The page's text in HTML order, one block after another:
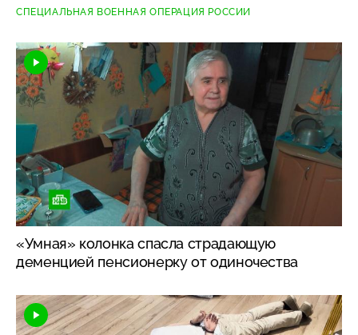
СПЕЦИАЛЬНАЯ ВОЕННАЯ ОПЕРАЦИЯ РОССИИ
«Умная» колонка спасла страдающую
деменцией пенсионерку от одиночества